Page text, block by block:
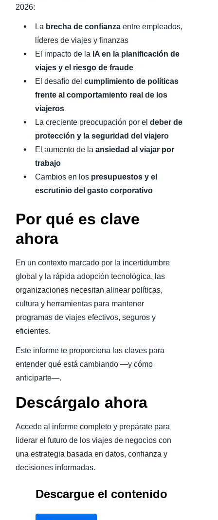
2026:
La brecha de confianza entre empleados,
líderes de viajes y finanzas
El impacto de la IA en la planificación de
viajes y el riesgo de fraude
El desafío del cumplimiento de políticas
frente al comportamiento real de los
viajeros
La creciente preocupación por el deber de
protección y la seguridad del viajero
El aumento de la ansiedad al viajar por
trabajo
Cambios en los presupuestos y el
escrutinio del gasto corporativo
Por qué es clave
ahora
En un contexto marcado por la incertidumbre
global y la rápida adopción tecnológica, las
organizaciones necesitan alinear políticas,
cultura y herramientas para mantener
programas de viajes efectivos, seguros y
eficientes.
Este informe te proporciona las claves para
entender qué está cambiando —y cómo
anticiparte—.
Descárgalo ahora
Accede al informe completo y prepárate para
liderar el futuro de los viajes de negocios con
una estrategia basada en datos, confianza y
decisiones informadas.
Descargue el contenido